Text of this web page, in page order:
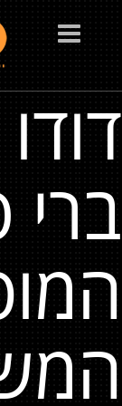
Toggle
navigation